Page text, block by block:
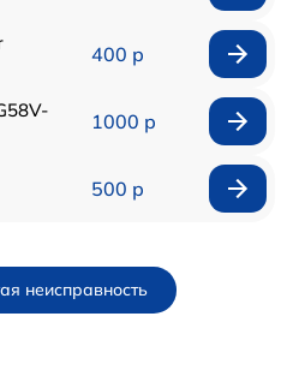
400 р
1000 р
500 р
неисправность